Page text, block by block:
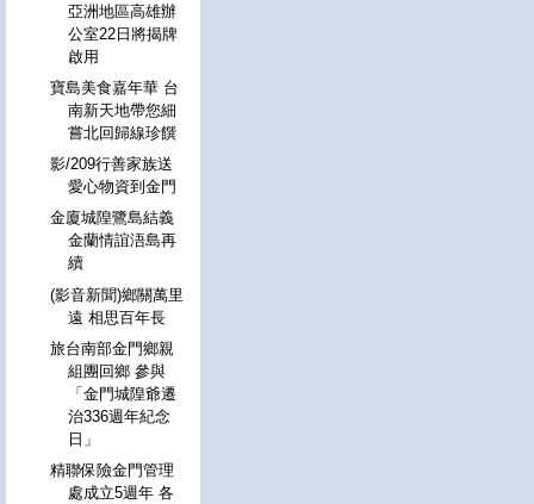
亞洲地區高雄辦
公室22日將揭牌
啟用
寶島美食嘉年華 台
南新天地帶您細
嘗北回歸線珍饌
影/209行善家族送
愛心物資到金門
金廈城隍鷺島結義
金蘭情誼浯島再
續
(影音新聞)鄉關萬里
遠 相思百年長
旅台南部金門鄉親
組團回鄉 參與
「金門城隍爺遷
治336週年紀念
日」
精聯保險金門管理
處成立5週年 各